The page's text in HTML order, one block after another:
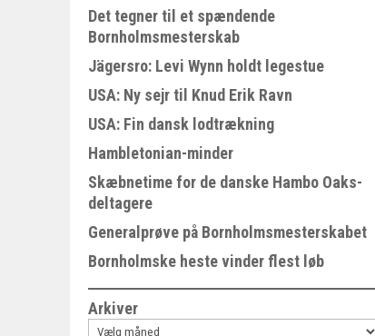
Det tegner til et spændende
Bornholmsmesterskab
Jägersro: Levi Wynn holdt legestue
USA: Ny sejr til Knud Erik Ravn
USA: Fin dansk lodtrækning
Hambletonian-minder
Skæbnetime for de danske Hambo Oaks-
deltagere
Generalprøve på Bornholmsmesterskabet
Bornholmske heste vinder flest løb
Arkiver